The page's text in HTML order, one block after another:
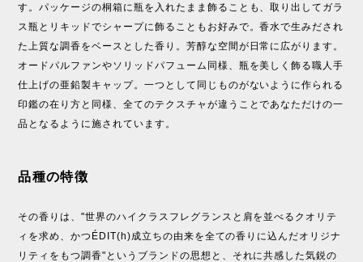
す。パッケージの桐箱に瓶を入れたまま飾ることも、取り出してガラ
ス瓶とリキッドでシャープに飾ることもお好みで。香水で生みだされ
た上質な調香をベースとした香り。芳醇な空間が日常に広がります。
オードパルファンやソリッドパフューム同様、瓶を美しく飾る職人手
仕上げの亜鉛製キャップ。一つとして同じものがないように作られる
印鑑の在り方と同様、全てのテクスチャが違うことであなただけの一
品となるように施されています。
品種の特徴
その香りは、"世界のハイクラスフレグランスと肩を並べるクオリテ
ィを求め、かつÉDIT(h)成立ちの由来を全ての香りに込んだオリジナ
リティをもつ調香"というブランドの思想と、それに共感した気鋭の